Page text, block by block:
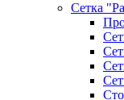
Сетка